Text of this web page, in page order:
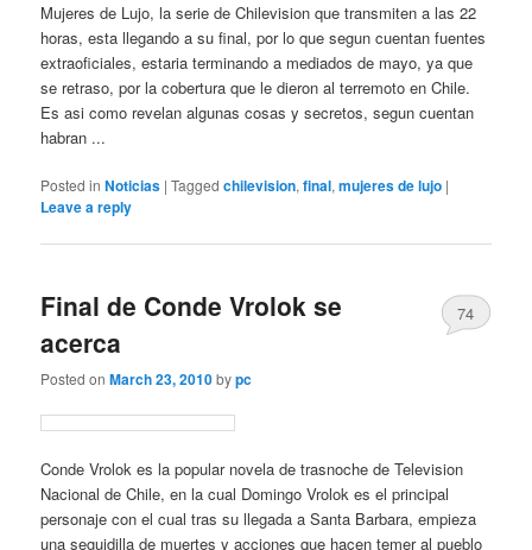
Mujeres de Lujo, la serie de Chilevision que transmiten a las 22
horas, esta llegando a su final, por lo que segun cuentan fuentes
extraoficiales, estaria terminando a mediados de mayo, ya que
se retraso, por la cobertura que le dieron al terremoto en Chile.
Es asi como revelan algunas cosas y secretos, segun cuentan
habran ...
Posted in Noticias |Tagged chilevision,final,mujeres de lujo |
Leave a reply
Final de Conde Vrolok se
acerca
Posted onMarch 23, 2010bypc
74
Conde Vrolok es la popular novela de trasnoche de Television
Nacional de Chile, en la cual Domingo Vrolok es el principal
personaje con el cual tras su llegada a Santa Barbara, empieza
una seguidilla de muertes y acciones que hacen temer al pueblo